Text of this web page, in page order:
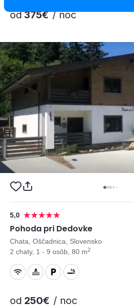
od375€ / noc
5,0
Pohoda pri Dedovke
Chata, Oščadnica, Slovensko
2 chaty, 1 - 9 osôb, 80 m2
od 250€ / noc